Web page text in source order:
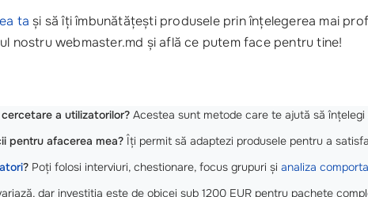
ta și să îți îmbunătățești produsele prin înțelegerea mai
nostru webmaster.md și află ce putem face pentru tine!
a utilizatorilor? Acestea sunt metode care te ajută să
pentru afacerea mea? Îți permit să adaptezi produsele pentru a
? Poți folosi interviuri, chestionare, focus grupuri și analiza
dar investiția este de obicei sub 1200 EUR pentru pachete